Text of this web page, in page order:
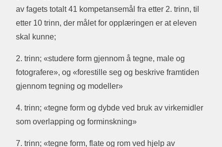
av fagets totalt 41 kompetansemål fra etter 2. trinn, til
etter 10 trinn, der målet for opplæringen er at eleven
skal kunne;
2. trinn; «studere form gjennom å tegne, male og
fotografere», og «forestille seg og beskrive framtiden
gjennom tegning og modeller»
4. trinn; «tegne form og dybde ved bruk av virkemidler
som overlapping og forminskning»
7. trinn; «tegne form, flate og rom ved hjelp av